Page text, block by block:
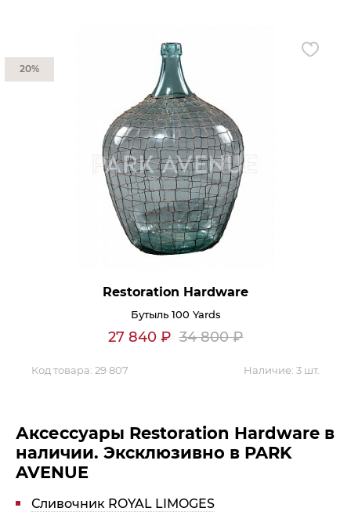
Прихожая
Кабинет
Кресла
Ковры
Аксессуары для столовой
Свет
Отзывы
Политика обработки
персональных данных
Реквизиты
Обратная связь
Restoration Hardware
Бутыль 100 Yards
27 840 ₽ 34 800₽
Код товара: 29 807 Наличие: 3 шт.
20%
Аксессуары Restoration Hardware в
наличии. Эксклюзивно в PARK
AVENUE
Сливочник ROYAL LIMOGES